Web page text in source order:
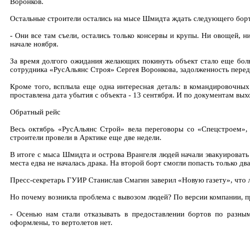
Остальные строители остались на мысе Шмидта ждать следующего
- Они все там съели, остались только консервы и крупы. Ни овощей,
начале ноября.
За время долгого ожидания желающих покинуть объект стало еще
сотрудника «РусАльянс Строя» Сергея Воронкова, задолженность
Кроме того, всплыла еще одна интересная деталь: в
проставлена дата убытия с объекта - 13 сентября. И по документам
Обратный рейс
Весь октябрь «РусАльянс Строй» вела переговоры со
строители провели в Арктике еще две недели.
В итоге с мыса Шмидта и острова Врангеля людей начали
места едва не началась драка. На второй борт смогли попасть только
Пресс-секретарь ГУИР Станислав Смагин заверил «Новую газету», что
Но почему возникла проблема с вывозом людей? По версии компании,
- Осенью нам стали отказывать в предоставлении бортов по
оформлены, то вертолетов нет.